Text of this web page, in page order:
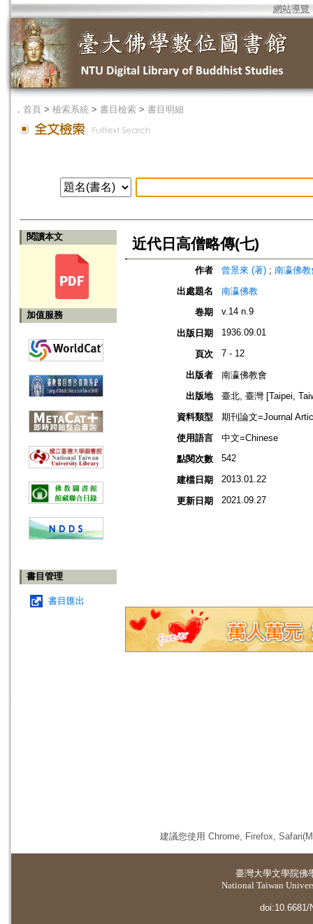
網站導覽
． 首頁 > 檢索系統 > 書目檢索 > 書目明細
閱讀本文
加值服務
書目管理
書目匯出
近代日高僧略傳(七)
作者 曾景來 (著) ; 南瀛佛
出處題名
南瀛佛教
卷期
v.14 n.9
出版日期 1936.09.01
頁次 7 - 12
出版者
南瀛佛教會
出版地
臺北, 臺灣 [Taipei,
資料類型
期刊論文=Journal
使用語言
中文=Chinese
點閱次數
542
建檔日期 2013.01.22
更新日期 2021.09.27
建議您使用 Chrome, Firefox,
臺灣大學文學院佛
National Taiwan
doi:10.6681/